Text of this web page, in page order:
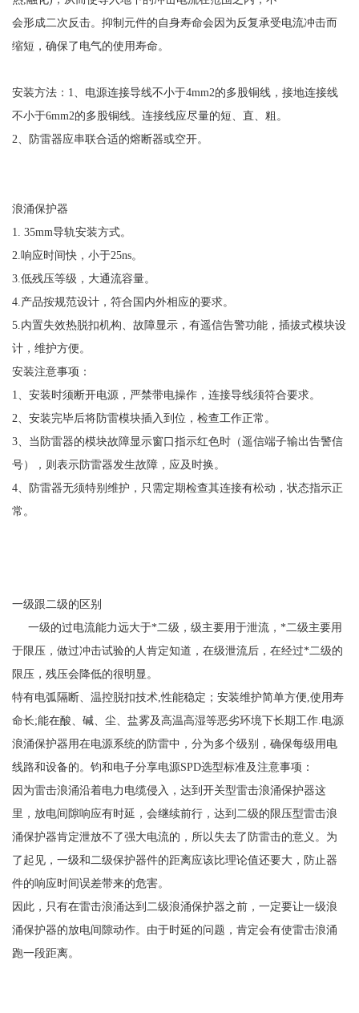
会形成二次反击。抑制元件的自身寿命会因为反复承受电流冲击而
缩短，确保了电气的使用寿命。
安装方法： 1、电源连接导线不小于4mm2的多股铜线，接地连接线
不小于6mm2的多股铜线。连接线应尽量的短、直、粗。
2、防雷器应串联合适的熔断器或空开。
浪涌保护器
1. 35mm导轨安装方式。
2.响应时间快，小于25ns。
3.低残压等级，大通流容量。
4.产品按规范设计，符合国内外相应的要求。
5.内置失效热脱扣机构、故障显示，有遥信告警功能，插拔式模块设
计，维护方便。
安装注意事项：
1、安装时须断开电源，严禁带电操作，连接导线须符合要求。
2、安装完毕后将防雷模块插入到位，检查工作正常。
3、当防雷器的模块故障显示窗口指示红色时（遥信端子输出告警信
号），则表示防雷器发生故障，应及时换。
4、防雷器无须特别维护，只需定期检查其连接有松动，状态指示正
常。
一级跟二级的区别
一级的过电流能力远大于*二级，级主要用于泄流，*二级主要用
于限压，做过冲击试验的人肯定知道，在级泄流后，在经过*二级的
限压，残压会降低的很明显。
特有电弧隔断、温控脱扣技术,性能稳定；安装维护简单方便,使用寿
命长;能在酸、碱、尘、盐雾及高温高湿等恶劣环境下长期工作.电源
浪涌保护器用在电源系统的防雷中，分为多个级别，确保每级用电
线路和设备的。钧和电子分享电源SPD选型标准及注意事项：
因为雷击浪涌沿着电力电缆侵入，达到开关型雷击浪涌保护器这
里，放电间隙响应有时延，会继续前行，达到二级的限压型雷击浪
涌保护器肯定泄放不了强大电流的，所以失去了防雷击的意义。为
了起见，一级和二级保护器件的距离应该比理论值还要大，防止器
件的响应时间误差带来的危害。
因此，只有在雷击浪涌达到二级浪涌保护器之前，一定要让一级浪
涌保护器的放电间隙动作。由于时延的问题，肯定会有使雷击浪涌
跑一段距离。